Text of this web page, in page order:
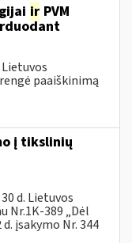
ir PVM
paaiškinimą
į tikslinių
d. Lietuvos
Nr.1K-389 „Dėl
įsakymo Nr. 344